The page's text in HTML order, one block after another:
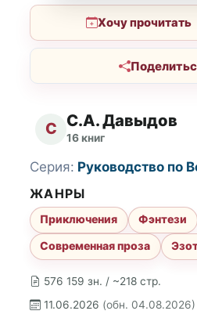
Хочу прочитать
С С.А. Давыдов
16 книг
576 159 зн. / ~218 стр.
11.06.2026 (обн. 04.08.2026)
Серия: Руководство по
ЖАНРЫ
Приключения
Фэнтези
Современная проза